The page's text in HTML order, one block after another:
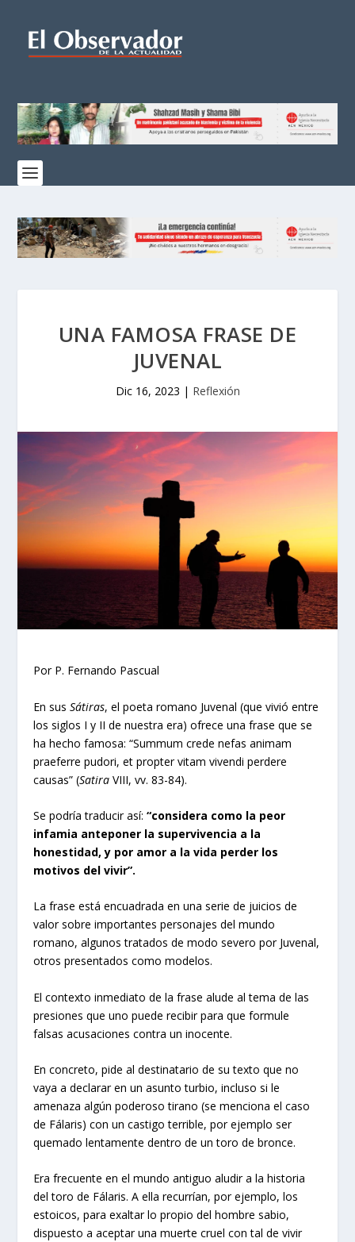
UNA FAMOSA FRASE DE
JUVENAL
Dic 16, 2023 | Reflexión
Por P. Fernando Pascual
En susSátiras, el poeta romano Juvenal (que vivió entre
los siglos I y II de nuestra era) ofrece una frase que se
ha hecho famosa: “Summum crede nefas animam
praeferre pudori, et propter vitam vivendi perdere
causas” (Satira VIII, vv. 83-84).
Se podría traducir así:“considera como la peor
infamia anteponer la supervivencia a la
honestidad, y por amor a la vida perder los
motivos del vivir”.
La frase está encuadrada en una serie de juicios de
valor sobre importantes personajes del mundo
romano, algunos tratados de modo severo por Juvenal,
otros presentados como modelos.
El contexto inmediato de la frase alude al tema de las
presiones que uno puede recibir para que formule
falsas acusaciones contra un inocente.
En concreto, pide al destinatario de su texto que no
vaya a declarar en un asunto turbio, incluso si le
amenaza algún poderoso tirano (se menciona el caso
de Fálaris) con un castigo terrible, por ejemplo ser
quemado lentamente dentro de un toro de bronce.
Era frecuente en el mundo antiguo aludir a la historia
del toro de Fálaris. A ella recurrían, por ejemplo, los
estoicos, para exaltar lo propio del hombre sabio,
dispuesto a aceptar una muerte cruel con tal de vivir